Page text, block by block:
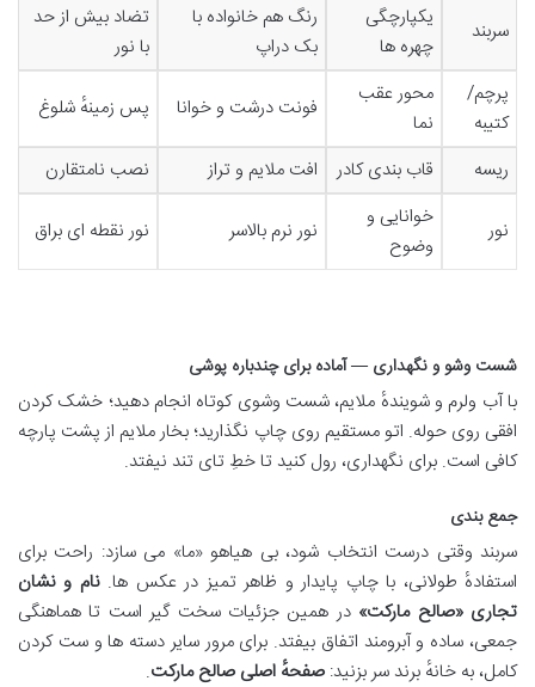
سربند
یکپارچگی
چهره ها
رنگ هم خانواده با
بک دراپ
تضاد بیش از حد
با نور
پرچم/
کتیبه
محور عقب
نما
فونت درشت و خوانا پس زمینهٔ شلوغ
ریسه قاب بندی کادر افت ملایم و تراز نصب نامتقارن
نور
خوانایی و
وضوح
نور نرم بالاسر نور نقطه ای براق
شست وشو و نگهداری — آماده برای چندباره پوشی
با آب ولرم و شویندهٔ ملایم، شست وشوی کوتاه انجام دهید؛ خشک کردن
افقی روی حوله. اتو مستقیم روی چاپ نگذارید؛ بخار ملایم از پشت پارچه
کافی است. برای نگهداری، رول کنید تا خطِ تای تند نیفتد.
جمع بندی
سربند وقتی درست انتخاب شود، بی هیاهو «ما» می سازد: راحت برای
استفادهٔ طولانی، با چاپ پایدار و ظاهر تمیز در عکس ها.نام و نشان
تجاری «صالح مارکت» در همین جزئیات سخت گیر است تا هماهنگی
جمعی، ساده و آبرومند اتفاق بیفتد. برای مرور سایر دسته ها و ست کردن
کامل، به خانهٔ برند سر بزنید: صفحهٔ اصلی صالح مارکت.